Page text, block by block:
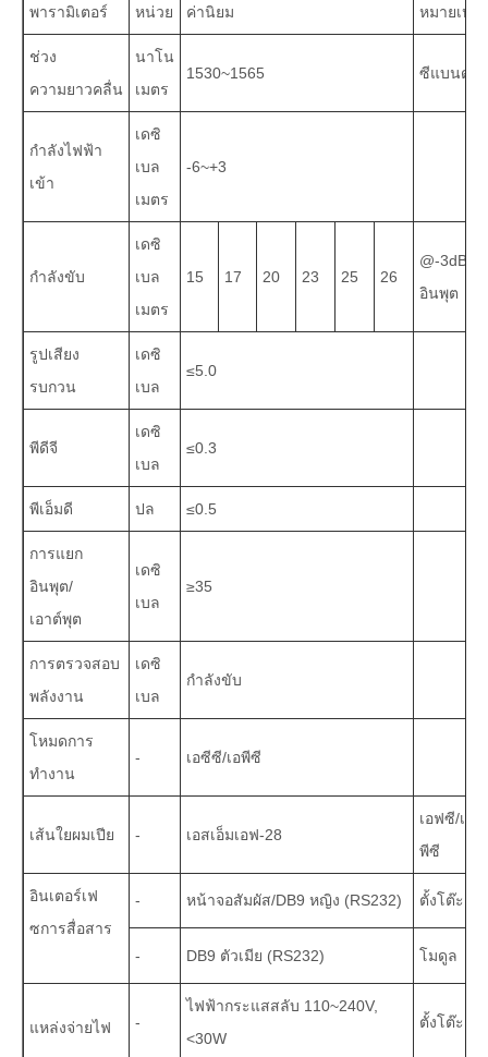
พารามิเตอร์ หน่วย ค่านิยม หมายเหตุ
ช่วง
ความยาวคลื่น
นาโน
เมตร
1530~1565 ซีแบนด์
กำลังไฟฟ้า
เข้า
เดซิ
เบล
เมตร
-6~+3
กำลังขับ
เดซิ
เบล
เมตร
15 17 20 23 25 26
@-3dBm
อินพุต
รูปเสียง
รบกวน
เดซิ
เบล
≤5.0
พีดีจี
เดซิ
เบล
≤0.3
พีเอ็มดี ปล ≤0.5
การแยก
อินพุต/
เอาต์พุต
เดซิ
เบล
≥35
การตรวจสอบ
พลังงาน
เดซิ
เบล
กำลังขับ
โหมดการ
ทำงาน
- เอซีซี/เอพีซี
เส้นใยผมเปีย - เอสเอ็มเอฟ-28
เอฟซี/เอ
พีซี
อินเตอร์เฟ
ซการสื่อสาร
- หน้าจอสัมผัส/DB9 หญิง (RS232) ตั้งโต๊ะ
- DB9 ตัวเมีย (RS232) โมดูล
แหล่งจ่ายไฟ -
ไฟฟ้ากระแสสลับ 110~240V,
<30W
ตั้งโต๊ะ